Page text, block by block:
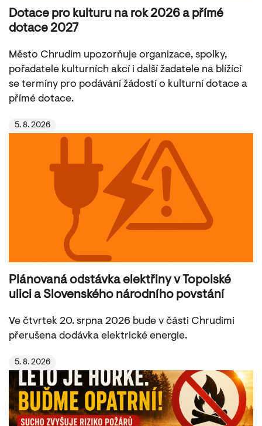
Dotace pro kulturu na rok 2026 a přímé
dotace 2027
Město Chrudim upozorňuje organizace, spolky,
pořadatele kulturních akcí i další žadatele na blížící
se termíny pro podávání žádostí o kulturní dotace a
přímé dotace.
5. 8. 2026
Plánovaná odstávka elektřiny v Topolské
ulici a Slovenského národního povstání
Ve čtvrtek 20. srpna 2026 bude v části Chrudimi
přerušena dodávka elektrické energie.
5. 8. 2026